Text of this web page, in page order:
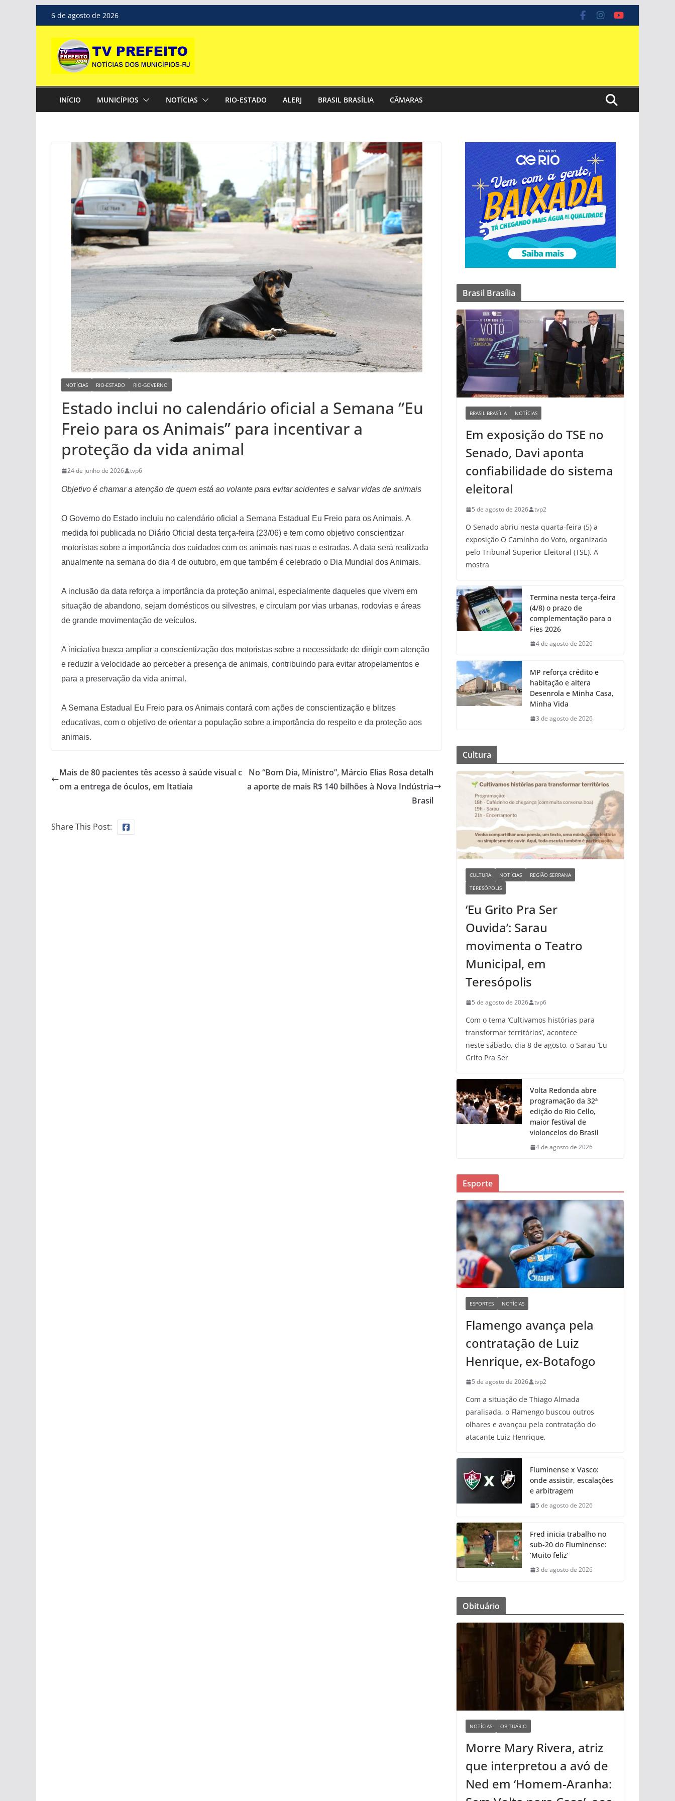
Pular
para
conteúdo
6 de agosto de 2026
INÍCIO MUNICÍPIOS NOTÍCIAS RIO-ESTADO ALERJ BRASIL BRASÍLIA CÂMARAS
NOTÍCIAS RIO-ESTADO RIO-GOVERNO
Estado inclui no calendário oficial a Semana “Eu
Freio para os Animais” para incentivar a
proteção da vida animal
24 de junho de 2026 tvp6
Objetivo é chamar a atenção de quem está ao volante para evitar acidentes e salvar vidas de animais
O Governo do Estado incluiu no calendário oficial a Semana Estadual Eu Freio para os Animais. A
medida foi publicada no Diário Oficial desta terça-feira (23/06) e tem como objetivo conscientizar
motoristas sobre a importância dos cuidados com os animais nas ruas e estradas. A data será realizada
anualmente na semana do dia 4 de outubro, em que também é celebrado o Dia Mundial dos Animais.
A inclusão da data reforça a importância da proteção animal, especialmente daqueles que vivem em
situação de abandono, sejam domésticos ou silvestres, e circulam por vias urbanas, rodovias e áreas
de grande movimentação de veículos.
A iniciativa busca ampliar a conscientização dos motoristas sobre a necessidade de dirigir com atenção
e reduzir a velocidade ao perceber a presença de animais, contribuindo para evitar atropelamentos e
para a preservação da vida animal.
A Semana Estadual Eu Freio para os Animais contará com ações de conscientização e blitzes
educativas, com o objetivo de orientar a população sobre a importância do respeito e da proteção aos
animais.
Mais de 80 pacientes tês acesso à saúde visual c
om a entrega de óculos, em Itatiaia
No “Bom Dia, Ministro”, Márcio Elias Rosa detalh
a aporte de mais R$ 140 bilhões à Nova Indústria
Brasil
Share This Post:
Brasil Brasília
BRASIL BRASÍLIA NOTÍCIAS
Em exposição do TSE no
Senado, Davi aponta
confiabilidade do sistema
eleitoral
5 de agosto de 2026 tvp2
O Senado abriu nesta quarta-feira (5) a
exposição O Caminho do Voto, organizada
pelo Tribunal Superior Eleitoral (TSE). A
mostra
Termina nesta terça-feira
(4/8) o prazo de
complementação para o
Fies 2026
4 de agosto de 2026
MP reforça crédito e
habitação e altera
Desenrola e Minha Casa,
Minha Vida
3 de agosto de 2026
Cultura
CULTURA NOTÍCIAS
REGIÃO SERRANA
TERESÓPOLIS
‘Eu Grito Pra Ser
Ouvida’: Sarau
movimenta o Teatro
Municipal, em
Teresópolis
5 de agosto de 2026 tvp6
Com o tema ‘Cultivamos histórias para
transformar territórios’, acontece
neste sábado, dia 8 de agosto, o Sarau ‘Eu
Grito Pra Ser
Volta Redonda abre
programação da 32ª
edição do Rio Cello,
maior festival de
violoncelos do Brasil
4 de agosto de 2026
Esporte
ESPORTES NOTÍCIAS
Flamengo avança pela
contratação de Luiz
Henrique, ex-Botafogo
5 de agosto de 2026 tvp2
Com a situação de Thiago Almada
paralisada, o Flamengo buscou outros
olhares e avançou pela contratação do
atacante Luiz Henrique,
Fluminense x Vasco:
onde assistir, escalações
e arbitragem
5 de agosto de 2026
Fred inicia trabalho no
sub-20 do Fluminense:
‘Muito feliz’
3 de agosto de 2026
Obituário
NOTÍCIAS OBITUÁRIO
Morre Mary Rivera, atriz
que interpretou a avó de
Ned em ‘Homem-Aranha: